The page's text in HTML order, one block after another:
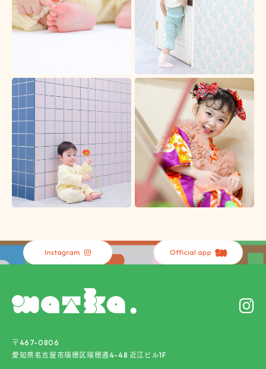
〒467-0806
愛知県名古屋市瑞穂区瑞穂通4-48 近江ビル1F